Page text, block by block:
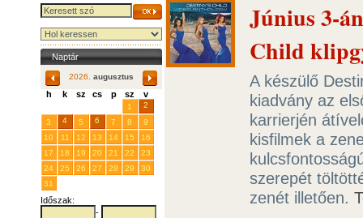
Naptár
2026. augusztus
h k sz cs p sz v
1
2
3
4 5 6 7 8
9
10
11 12 13 14 15
16
17
18 19 20 21 22
23
24
25 26 27 28 29
30
31
Időszak:
-
Június 3-
Child
A készülő
kiadvány az
karrierjén
kisfilmek a
szerepét
zenét illetően.